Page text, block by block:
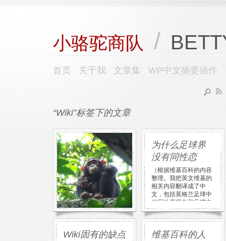
小骆驼商队 /
首页 关于我 文章集 WP中文摘要插件
“Wiki”标签下的文章
介绍一下比利
猿
觉得这种比利猿挺有意
思，发文介绍一下。这
是在英文维基看见的，
我顺手翻译了一下提交
给中文维基了。英文维
基质量还是 […]
为什么足球界
没有同性恋
（根据维基百科的内容
整理。我把英文维基的
相关内容翻译成了中
文，包括英格兰足球中
的同性恋现象和足球中
的同性恋现象 […]
Wiki固有的缺点
维基百科的人